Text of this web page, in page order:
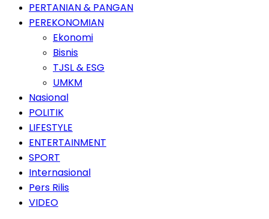
PERTANIAN & PANGAN
PEREKONOMIAN
Ekonomi
Bisnis
TJSL & ESG
UMKM
Nasional
POLITIK
LIFESTYLE
ENTERTAINMENT
SPORT
Internasional
Pers Rilis
VIDEO